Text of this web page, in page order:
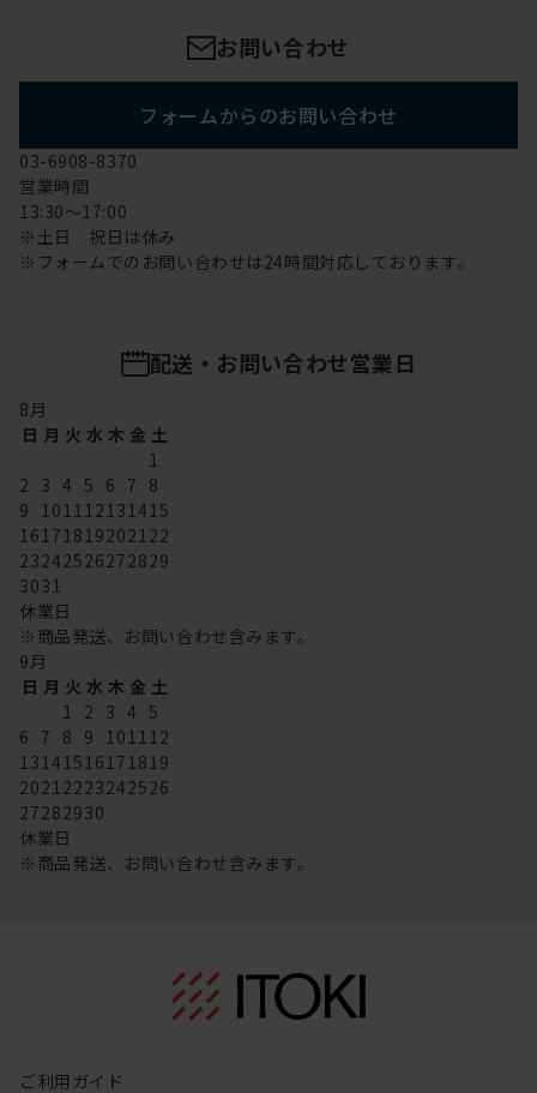
お問い合わせ
フォームからのお問い合わせ
03-6908-8370
営業時間
13:30～17:00
※土日 祝日は休み
※フォームでのお問い合わせは24時間対応しております。
配送・お問い合わせ営業日
8月
日 月 火 水 木 金 土
1
2 3 4 5 6 7 8
9 101112131415
16171819202122
23242526272829
3031
休業日
※商品発送、お問い合わせ含みます。
9月
日 月 火 水 木 金 土
1 2 3 4 5
6 7 8 9 101112
13141516171819
20212223242526
27282930
休業日
※商品発送、お問い合わせ含みます。
ご利用ガイド